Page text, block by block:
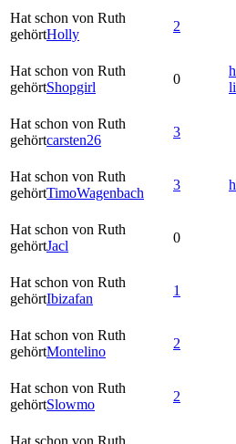
Hat schon von Ruth
gehörtHolly
2
Hat schon von Ruth
gehörtShopgirl
0
Hat schon von Ruth
gehörtcarsten26
3
Hat schon von Ruth
gehörtTimoWagenbach
3
Hat schon von Ruth
gehörtJacl
0
Hat schon von Ruth
gehörtIbizafan
1
Hat schon von Ruth
gehörtMontelino
2
Hat schon von Ruth
gehörtSlowmo
2